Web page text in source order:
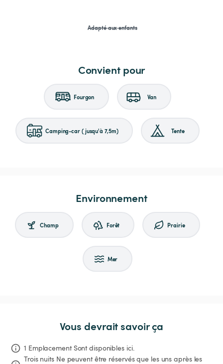
Adapté aux enfants
Convient pour
Fourgon Van
Camping-car (jusqu'à 7,5m) Tente
Environnement
Champ Forêt Prairie
Mer
Vous devrait savoir ça
1 Emplacement Sont disponibles ici.
Trois nuits Ne peuvent être réservés que les uns après les